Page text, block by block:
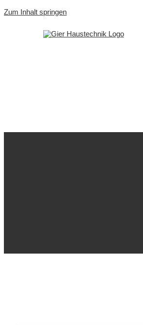
Zum Inhalt springen